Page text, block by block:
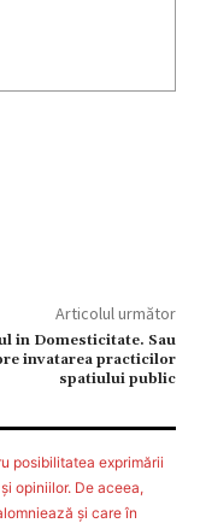
Articolul următor
in Domesticitate. Sau
invatarea practicilor
spatiului public
posibilitatea exprimării
opiniilor. De aceea,
şi care în